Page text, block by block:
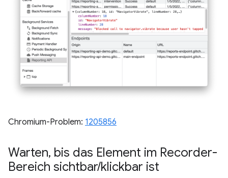
Chromium-Problem: 1205856
Warten, bis das Element im Recorder-
Bereich sichtbar/klickbar ist